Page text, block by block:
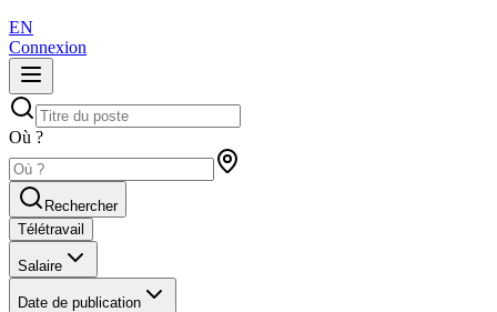
EN
Connexion
Où ?
Rechercher
Télétravail
Salaire
Date de publication